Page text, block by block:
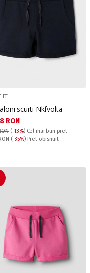
IT
scurti Nkfvolta
цена:
RON
(-13%) Cel mai bun pret
(-35%) Pret obisnuit